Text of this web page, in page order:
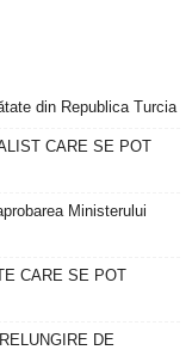
din Republica Turcia
CARE SE POT
Ministerului
CARE SE POT
DE